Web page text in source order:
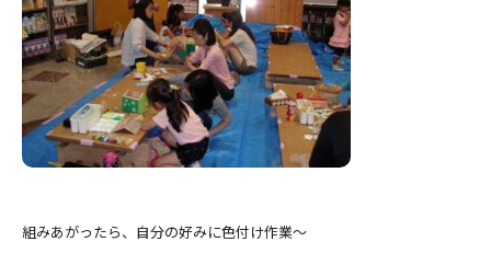
組みあがったら、自分の好みに色付け作業～